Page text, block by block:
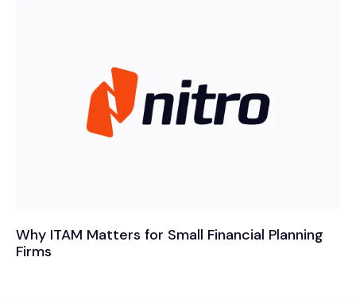
Why ITAM Matters for Small Financial Planning
Firms